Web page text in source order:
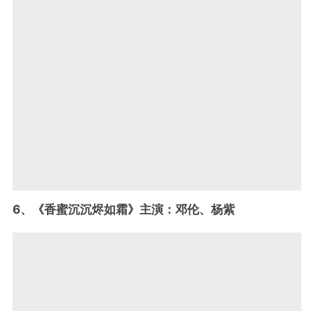
6、《香蜜沉沉烬如霜》主演：邓伦、杨紫